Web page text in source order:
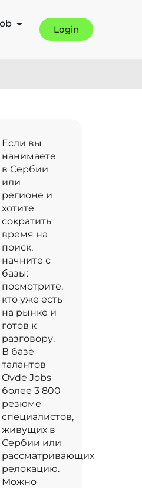
Login
Если вы
нанимаете
в Сербии
или
регионе и
хотите
сократить
время на
поиск,
начните с
базы:
посмотрите,
кто уже есть
на рынке и
готов к
разговору.
В базе
талантов
Ovde Jobs
более 3 800
резюме
специалистов,
живущих в
Сербии или
рассматривающих
релокацию.
Можно